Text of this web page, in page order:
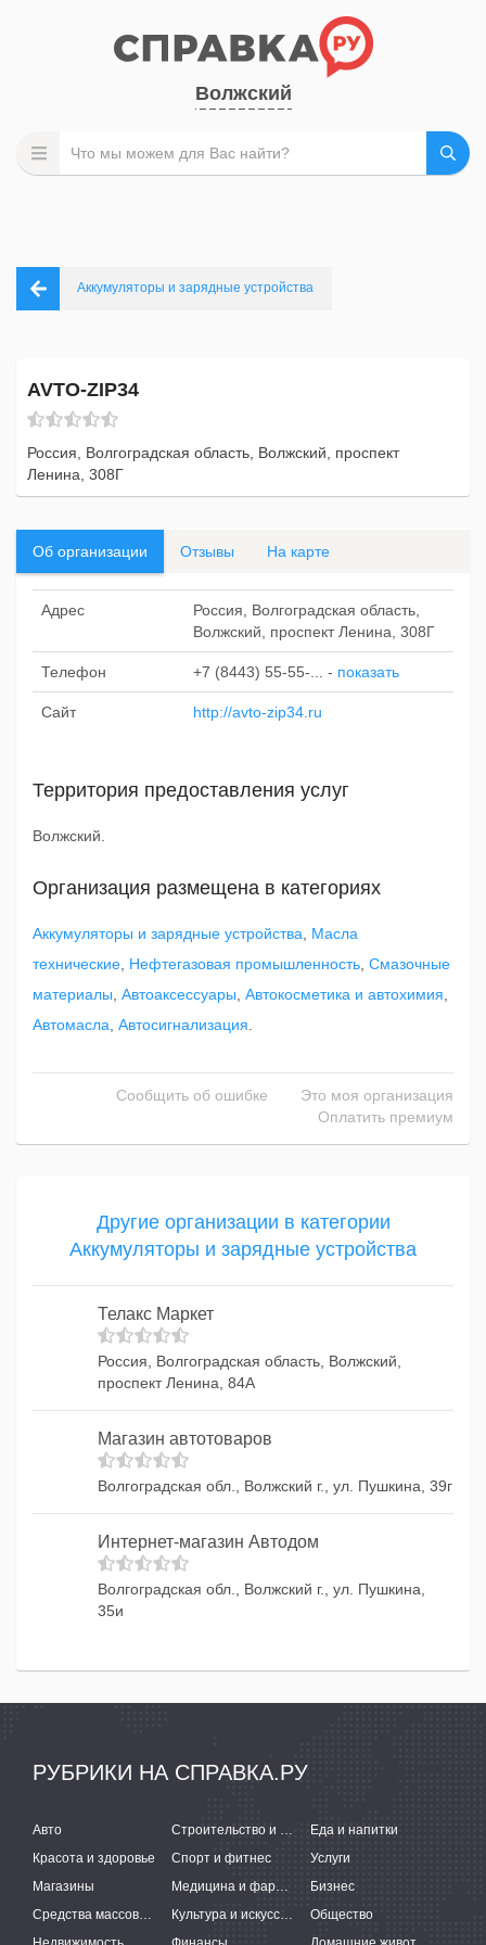
Волжский
Аккумуляторы и зарядные устройства
AVTO-ZIP34
Россия, Волгоградская область, Волжский, проспект
Ленина, 308Г
Об организации Отзывы На карте
Адрес
Россия, Волгоградская область,
Волжский, проспект Ленина, 308Г
Телефон +7 (8443) 55-55-... - показать
Сайт http://avto-zip34.ru
Территория предоставления услуг
Волжский.
Организация размещена в категориях
Аккумуляторы и зарядные устройства
Масла
технические Нефтегазовая промышленность Смазочные
материалы Автоаксессуары Автокосметика и автохимия
Автомасла Автосигнализация
Сообщить об ошибке
Это моя организация
Оплатить премиум
Другие организации в категории
Аккумуляторы и зарядные устройства
Телакс Маркет
Россия, Волгоградская область, Волжский,
проспект Ленина, 84А
Магазин автотоваров
Волгоградская обл., Волжский г., ул. Пушкина, 39г
Интернет-магазин Автодом
Волгоградская обл., Волжский г., ул. Пушкина,
35и
РУБРИКИ НА СПРАВКА.РУ
Авто Строительство и ремонт
Еда и напитки
Красота и здоровье
Спорт и фитнес
Услуги
Магазины
Медицина и фармацевтика
Бизнес
Средства массовой информации
Культура и искусство
Общество